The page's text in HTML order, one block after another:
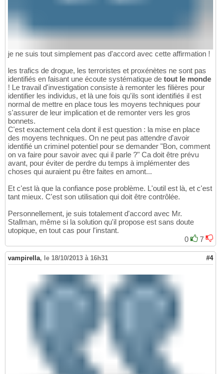
je ne suis tout simplement pas d'accord avec cette affirmation !
les trafics de drogue, les terroristes et proxénètes ne sont pas
identifiés en faisant une écoute systématique de tout le monde
! Le travail d'investigation consiste à remonter les filières pour
identifier les individus, et là une fois qu'ils sont identifiés il est
normal de mettre en place tous les moyens techniques pour
s'assurer de leur implication et de remonter vers les gros
bonnets.
C'est exactement cela dont il est question : la mise en place
des moyens techniques. On ne peut pas attendre d'avoir
identifié un criminel potentiel pour se demander "Bon, comment
on va faire pour savoir avec qui il parle ?" Ca doit être prévu
avant, pour éviter de perdre du temps à implémenter des
choses qui auraient pu être faites en amont...
Et c'est là que la confiance pose problème. L'outil est là, et c'est
tant mieux. C'est son utilisation qui doit être contrôlée.
Personnellement, je suis totalement d'accord avec Mr.
Stallman, même si la solution qu'il propose est sans doute
utopique, en tout cas pour l'instant.
0
7
vampirella, le 18/10/2013 à 16h31 #4